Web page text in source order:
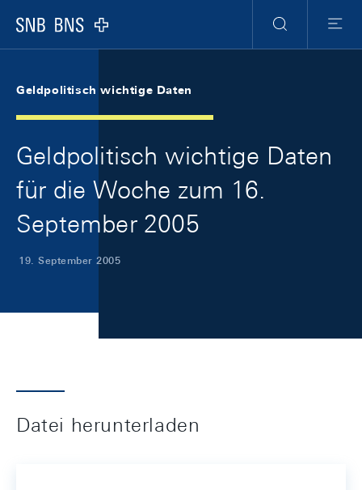
Logo
Suche
Menu
Geldpolitisch wichtige Daten
Geldpolitisch wichtige Daten
für die Woche zum 16.
September 2005
19. September 2005
Datei herunterladen